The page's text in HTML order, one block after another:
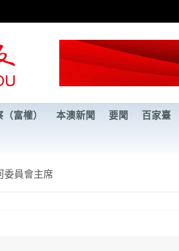
富權） 本澳新聞 要聞 百家臺
委員會主席